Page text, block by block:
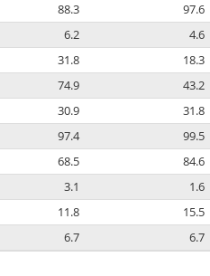
88.3 97.6
6.2 4.6
31.8 18.3
74.9 43.2
30.9 31.8
97.4 99.5
68.5 84.6
3.1 1.6
11.8 15.5
6.7 6.7